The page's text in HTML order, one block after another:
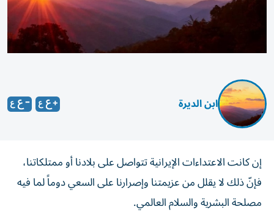
ابن الديرة
إن كانت الاعتداءات الإيرانية تتواصل على بلادنا أو ممتلكاتنا،
فإنّ ذلك لا يقلل من عزيمتنا وإصرارنا على السعي دوماً لما فيه
مصلحة البشرية والسلام العالمي.